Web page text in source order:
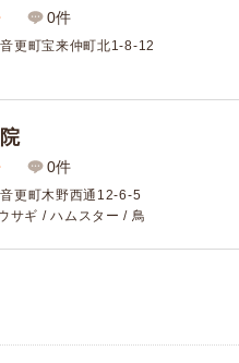
0件
更町宝来仲町北1-8-12
0件
更町木野西通12-6-5
サギ / ハムスター / 鳥